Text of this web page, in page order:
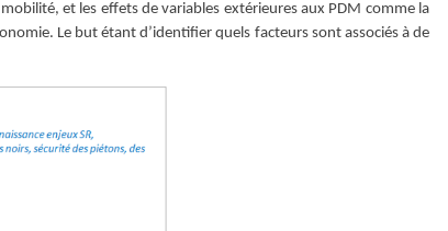
et les effets de variables extérieures aux PDM comme la
Le but étant d’identifier quels facteurs sont associés à de